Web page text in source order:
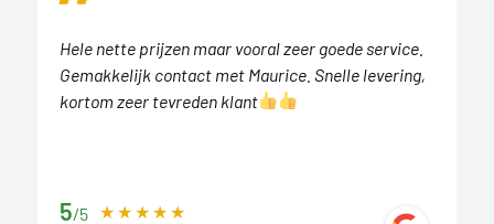
Hele nette prijzen maar vooral zeer goede service.
Gemakkelijk contact met Maurice. Snelle levering,
kortom zeer tevreden klant
5/5